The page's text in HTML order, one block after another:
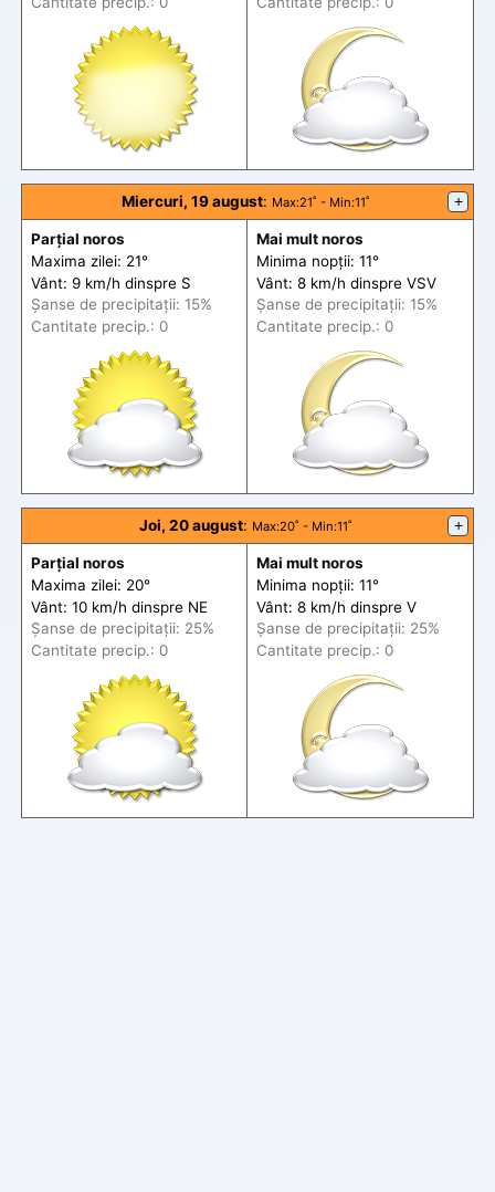
Miercuri, 19 august: Max:21˚ - Min:11˚ +
Parțial noros
Maxima zilei: 21°
Vânt: 9 km/h dinspre S
Șanse de precipitații: 15%
Cantitate precip.: 0
Mai mult noros
Minima nopții: 11°
Vânt: 8 km/h dinspre VSV
Șanse de precipitații: 15%
Cantitate precip.: 0
Joi, 20 august: Max:20˚ - Min:11˚ +
Parțial noros
Maxima zilei: 20°
Vânt: 10 km/h dinspre NE
Șanse de precipitații: 25%
Cantitate precip.: 0
Mai mult noros
Minima nopții: 11°
Vânt: 8 km/h dinspre V
Șanse de precipitații: 25%
Cantitate precip.: 0